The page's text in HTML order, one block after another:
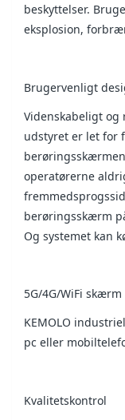
beskyttelser.
eksplosion,
Brugervenligt
Videnskabeligt
udstyret er let for
operatørerne
berøringsskærm
Og systemet kan
5G/4G/WiFi
KEMOLO
pc eller
Kvalitetskontrol